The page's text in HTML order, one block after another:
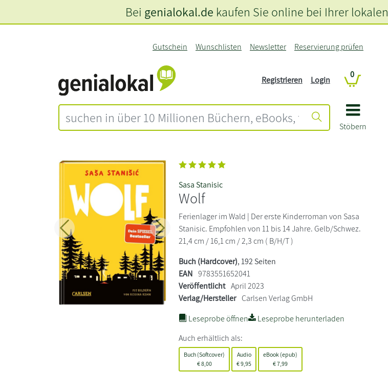
Stöbern
Gutschein Wunschlisten Newsletter Reservierung prüfen
Registrieren Login
0
Bei genialokal.de kaufen Sie online bei Ihrer lokalen
Zurück Weiter
Sasa Stanisic
Wolf
Ferienlager im Wald | Der erste Kinderroman von Sasa
Stanisic. Empfohlen von 11 bis 14 Jahre. Gelb/Schwez.
21,4 cm / 16,1 cm / 2,3 cm ( B/H/T )
Buch (Hardcover), 192 Seiten
EAN 9783551652041
Veröffentlicht April 2023
Verlag/Hersteller Carlsen Verlag GmbH
Leseprobe öffnen
Leseprobe herunterladen
Auch erhältlich als:
Buch (Softcover)
€8,00
Audio
€9,95
eBook (epub)
€7,99